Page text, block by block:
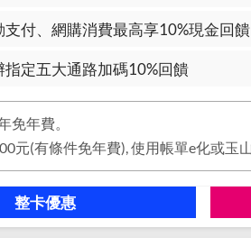
支付、網購消費最高享10%現金回饋
指定五大通路加碼10%回饋
免年費。
整卡優惠